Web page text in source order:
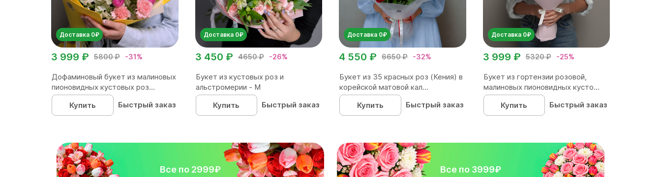
Доставка 0₽
5800 ₽ -31%
3 999 ₽
Дофаминовый букет из малиновых
пионовидных кустовых роз...
Купить
Быстрый заказ
Доставка 0₽
4650 ₽ -26%
3 450 ₽
Букет из кустовых роз и
альстромерии - М
Купить
Быстрый заказ
Доставка 0₽
6650 ₽ -32%
4 550 ₽
Букет из 35 красных роз (Кения) в
корейской матовой кал...
Купить
Быстрый заказ
Доставка 0₽
5320 ₽ -25%
3 999 ₽
Букет из гортензии розовой,
малиновых пионовидных кусто...
Купить
Быстрый заказ
Все по 2999₽ Все по 3999₽